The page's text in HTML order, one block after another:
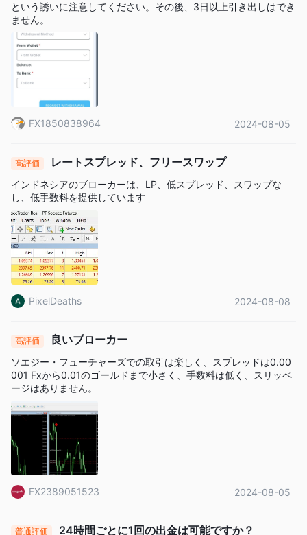
を提供しています。
取引プラットフォーム
という誘いに注意してください。その後、3日以上引き出しはでき
ません。
FX1850838964 2024-08-05
高評価 レートスプレッド、フリースワップ
インドネシアのブローカーは、LP、低スプレッド、スワップな
し、低手数料を提供しています
PixelDeaths 2024-08-08
高評価 良いブローカー
ソエジー・フューチャーズでの取引は楽しく、スプレッドは0.00
001 Fxから0.01のゴールドまで小さく、手数料は低く、スリッペ
ージはありません。
FX2389051523 2024-08-05
普通評価 24時間ごとに1回の出金は可能ですか？